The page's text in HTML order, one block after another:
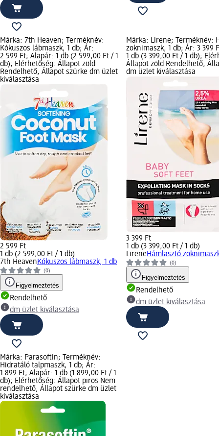
Márka: 7th Heaven; Terméknév:
Kókuszos lábmaszk, 1 db; Ár:
2 599 Ft; Alapár: 1 db (2 599,00 Ft / 1
db); Elérhetőség: Állapot zöld
Rendelhető, Állapot szürke dm üzlet
kiválasztása
2 599 Ft
1 db (2 599,00 Ft / 1 db)
7th HeavenKókuszos lábmaszk, 1 db
(0)
Figyelmeztetés
Rendelhető
dm üzlet kiválasztása
Márka: Lirene; Terméknév:
zoknimaszk, 1 db; Ár: 3 399
1 db (3 399,00 Ft / 1 db);
Állapot zöld Rendelhető,
dm üzlet kiválasztása
3 399 Ft
1 db (3 399,00 Ft / 1 db)
LireneHámlasztó
(0)
Figyelmeztetés
Rendelhető
dm üzlet kiválasztása
Márka: Parasoftin; Terméknév:
Hidratáló talpmaszk, 1 db; Ár:
1 899 Ft; Alapár: 1 db (1 899,00 Ft / 1
db); Elérhetőség: Állapot piros Nem
rendelhető, Állapot szürke dm üzlet
kiválasztása